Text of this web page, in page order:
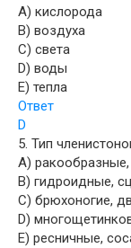
A) кислорода
B) воздуха
C) света
D) воды
E) тепла
Ответ
D
5. Тип
A)
B) гидроидные,
C) брюхоногие,
D)
E) ресничные,